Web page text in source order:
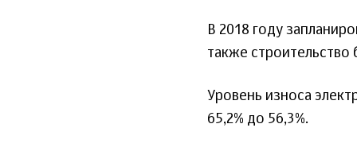
В 2018 году
также строительство
Уровень износа
65,2% до 56,3%.